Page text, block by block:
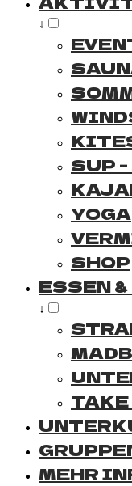
↓
SUP -
YOGA
SHOP
ESSEN
↓
TAKE
MEHR